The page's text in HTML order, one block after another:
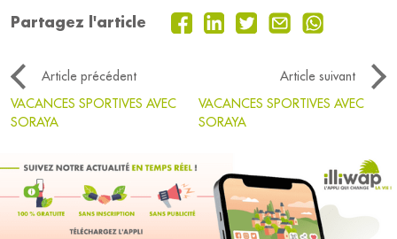
Partagez l'article
Article précédent
Article suivant
VACANCES SPORTIVES AVEC
SORAYA
VACANCES SPORTIVES AVEC
SORAYA